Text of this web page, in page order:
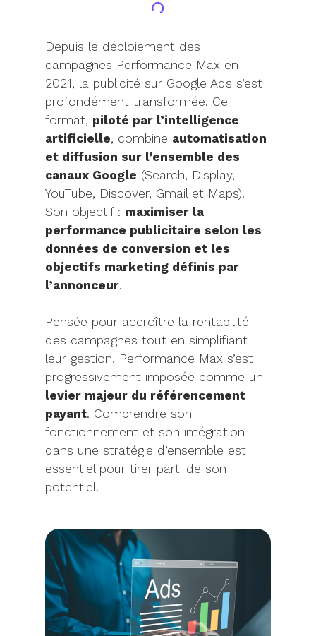
Depuis le déploiement des
campagnes Performance Max en
2021, la publicité sur Google Ads s’est
profondément transformée. Ce
format, piloté par l’intelligence
artificielle, combine automatisation
et diffusion sur l’ensemble des
canaux Google (Search, Display,
YouTube, Discover, Gmail et Maps).
Son objectif : maximiser la
performance publicitaire selon les
données de conversion et les
objectifs marketing définis par
l’annonceur.
Pensée pour accroître la rentabilité
des campagnes tout en simplifiant
leur gestion, Performance Max s’est
progressivement imposée comme un
levier majeur du référencement
payant. Comprendre son
fonctionnement et son intégration
dans une stratégie d’ensemble est
essentiel pour tirer parti de son
potentiel.